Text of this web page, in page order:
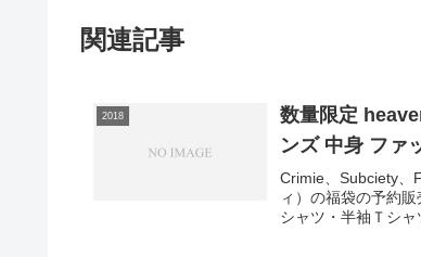
関連記事
2018
数量限定
ンズ 中身 ファ
Crimie、Subciety、
ィ）の福袋の予約
シャツ・半袖Ｔシ